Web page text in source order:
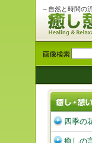
～自然と時間の
四季の
癒しの